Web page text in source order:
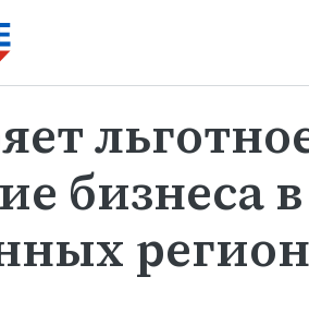
бизнеса в